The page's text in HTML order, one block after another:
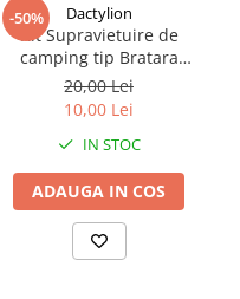
-50% Dactylion
Kit Supravietuire de
camping tip Bratara
Survival 5in1 - Verde
20,00 Lei
10,00 Lei
IN STOC
ADAUGA IN COS